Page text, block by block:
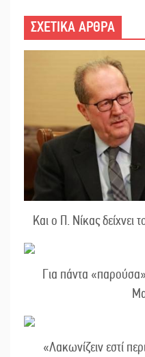
ΣΧΕΤΙΚΑ ΑΡΘΡΑ
Και ο Π. Νίκας δείχνει
Για πάντα
«Λακωνίζειν εστί